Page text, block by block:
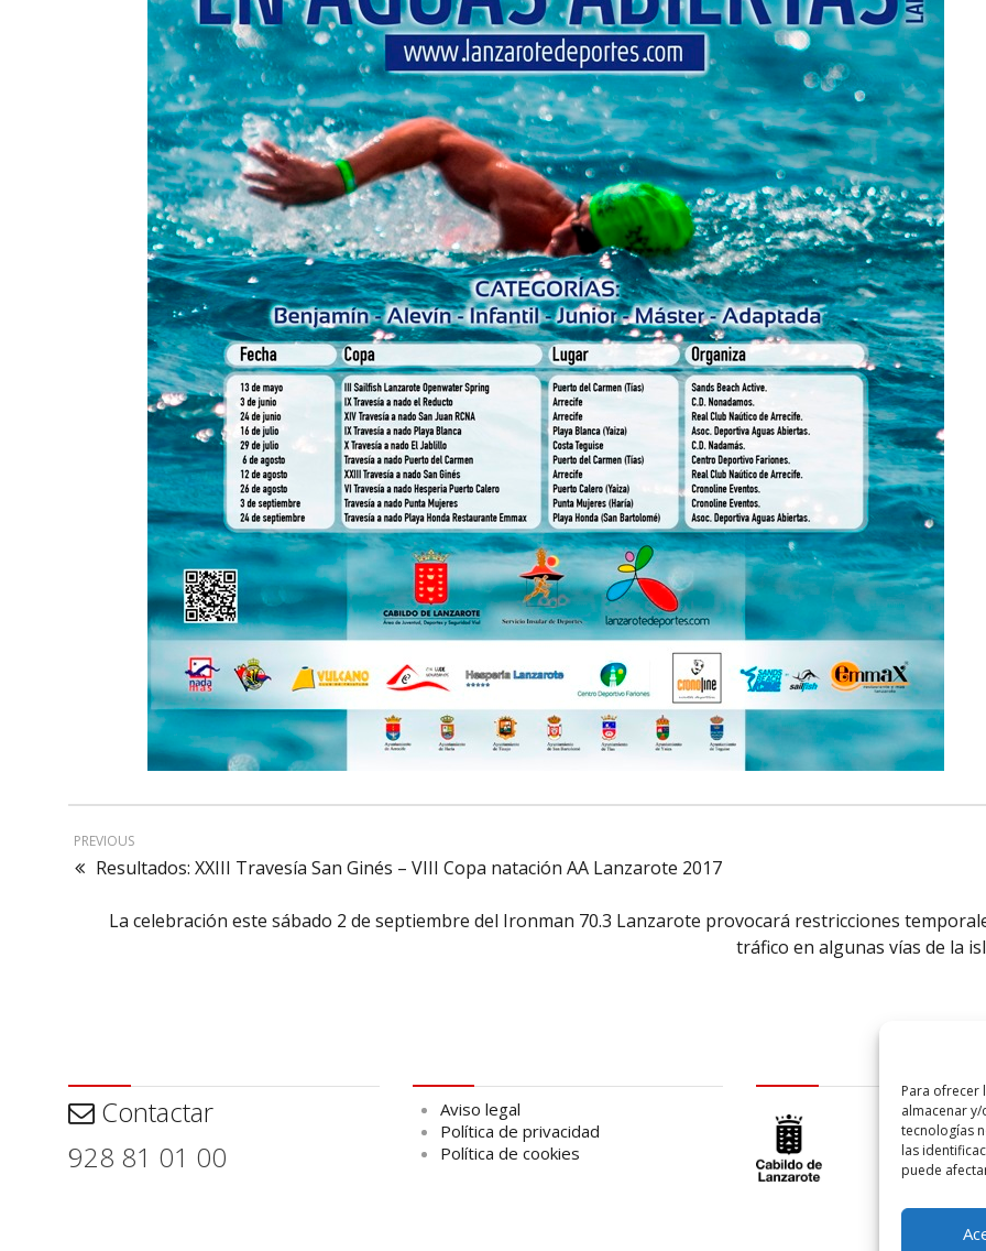
Para ofrecer
almacenar
tecnologías
las
puede
PREVIOUS
Resultados: XXIII Travesía San Ginés – VIII Copa natación AA Lanzarote 2017
La celebración este sábado 2 de septiembre del Ironman 70.3 Lanzarote provocará restricciones
tráfico en algunas vías de la
Contactar
928 81 01 00
Aviso legal
Política de privacidad
Política de cookies